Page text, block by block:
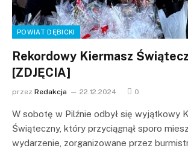
POWIAT DĘBICKI
Rekordowy Kiermasz
[ZDJĘCIA]
przez Redakcja 22.12.2024 0
W sobotę w Pilźnie odbył się wyjątkowy
Świąteczny, który przyciągnął sporo
wydarzenie, zorganizowane przez